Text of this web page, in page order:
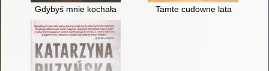
Gdybyś mnie kochała Tamte cudowne lata